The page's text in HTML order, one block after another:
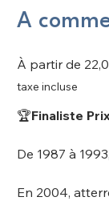
A
À partir de Prix
taxe incluse
🏆Finaliste
De 1987 à
En 2004,